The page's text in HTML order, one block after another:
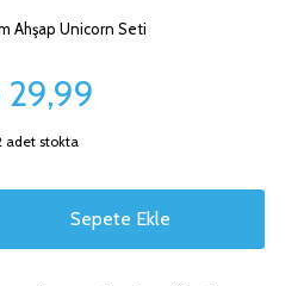
Ahşap Unicorn Seti
29,99
adet stokta
Sepete Ekle